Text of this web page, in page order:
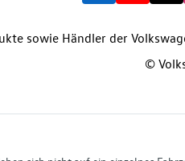
sowie Händler der
©